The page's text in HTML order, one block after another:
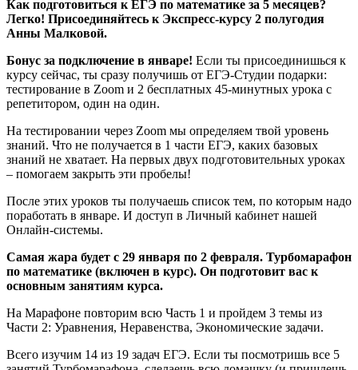
Как подготовиться к ЕГЭ по математике за 5 месяцев?
Легко! Присоединяйтесь к Экспресс-курсу 2 полугодия
Анны Малковой.
Бонус за подключение в январе! Если ты присоединишься к
курсу сейчас, ты сразу получишь от ЕГЭ-Студии подарки:
тестирование в Zoom и 2 бесплатных 45-минутных урока с
репетитором, один на один.
На тестировании через Zoom мы определяем твой уровень
знаний. Что не получается в 1 части ЕГЭ, каких базовых
знаний не хватает. На первых двух подготовительных уроках
– помогаем закрыть эти пробелы!
После этих уроков ты получаешь список тем, по которым надо
поработать в январе. И доступ в Личный кабинет нашей
Онлайн-системы.
Самая жара будет с 29 января по 2 февраля. Турбомарафон
по математике (включен в курс). Он подготовит вас к
основным занятиям курса.
На Марафоне повторим всю Часть 1 и пройдем 3 темы из
Части 2: Уравнения, Неравенства, Экономические задачи.
Всего изучим 14 из 19 задач ЕГЭ. Если ты посмотришь все 5